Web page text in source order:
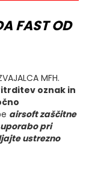
FAST OD
MFH.
oznak in
airsoft zaščitne
pri
ustrezno